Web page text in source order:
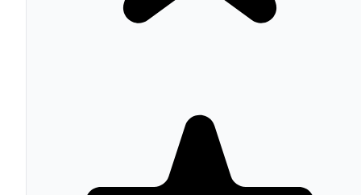
navegación antes de mostrar un desafío visual. Si el
retornando un score que el sitio web interpreta según sus
propios umbrales. reCAPTCHA Enterprise, lanzado en
2020, integra Machine Learning de Google Cloud para